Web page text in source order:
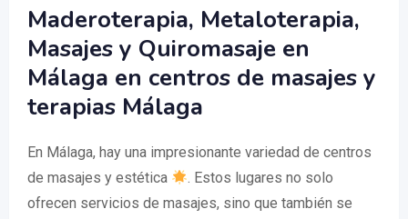
Maderoterapia, Metaloterapia,
Masajes y Quiromasaje en
Málaga en centros de masajes y
terapias Málaga
En Málaga, hay una impresionante variedad de centros
de masajes y estética
. Estos lugares no solo
ofrecen servicios de masajes, sino que también se